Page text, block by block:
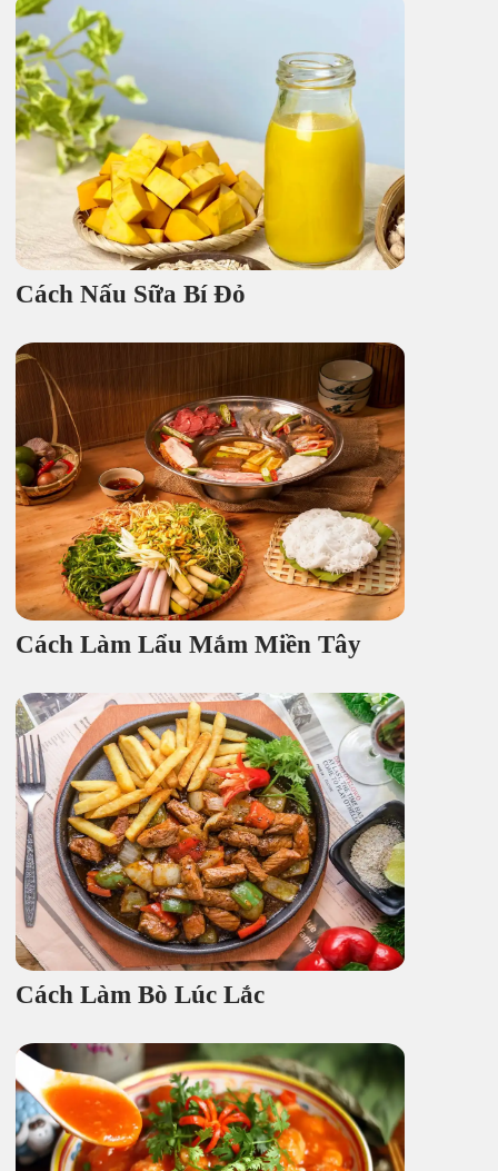
Cách Nấu Sữa Bí Đỏ
Cách Làm Lẩu Mắm Miền Tây
Cách Làm Bò Lúc Lắc